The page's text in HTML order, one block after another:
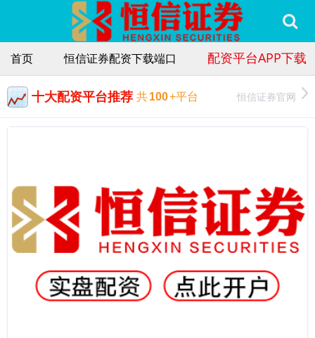
首页 恒信证券配资下载端口 配资平台APP下载
十大配资平台推荐 共100+平台 恒信证券官网